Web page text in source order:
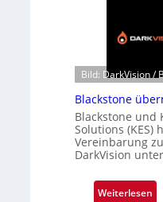
n
o
b
e
t
e
i
Bild: DarkVision /
Blackstone
Blackstone und
Solutions (KES)
Vereinbarung
DarkVision
Weiterlesen